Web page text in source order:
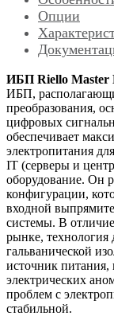
Опции
ИБП Riello Master
ИБП,
преобразования,
цифровых
обеспечивает
электропитания
IT (серверы и
оборудование. Он
конфигурации,
входной
системы. В
рынке, технология
гальванической
источник
электрических
проблем с
стабильной.